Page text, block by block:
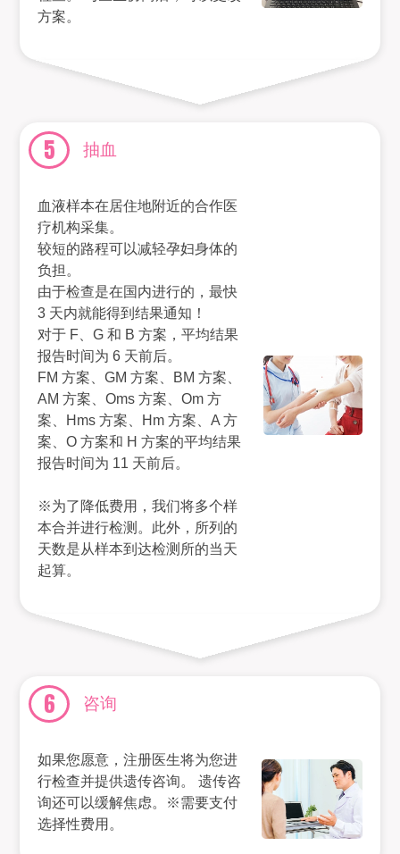
方案。
5 抽血
血液样本在居住地附近的合作医
疗机构采集。
较短的路程可以减轻孕妇身体的
负担。
由于检查是在国内进行的，最快
3 天内就能得到结果通知！
对于 F、G 和 B 方案，平均结果
报告时间为 6 天前后。
FM 方案、GM 方案、BM 方案、
AM 方案、Oms 方案、Om 方
案、Hms 方案、Hm 方案、A 方
案、O 方案和 H 方案的平均结果
报告时间为 11 天前后。
※为了降低费用，我们将多个样
本合并进行检测。此外，所列的
天数是从样本到达检测所的当天
起算。
6 咨询
如果您愿意，注册医生将为您进
行检查并提供遗传咨询。 遗传咨
询还可以缓解焦虑。※需要支付
选择性费用。